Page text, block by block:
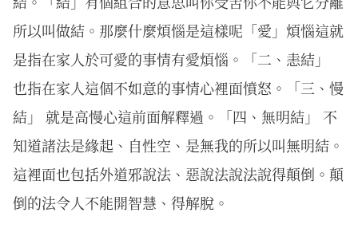
所以叫做結。那麼什麼煩惱是這樣呢「愛」煩惱這就
是指在家人於可愛的事情有愛煩惱。「二、恚結」
也指在家人這個不如意的事情心裡面憤怒。「三、慢
結」 就是高慢心這前面解釋過。「四、無明結」 不
知道諸法是緣起、自性空、是無我的所以叫無明結。
這裡面也包括外道邪說法、惡說法說法說得顛倒。顛
倒的法令人不能開智慧、得解脫。